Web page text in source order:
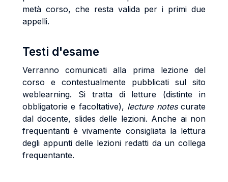
metà corso, che resta valida per i primi due
appelli.
Testi d'esame
Verranno comunicati alla prima lezione del
corso e contestualmente pubblicati sul sito
weblearning. Si tratta di letture (distinte in
obbligatorie e facoltative), lecture notescurate
dal docente, slides delle lezioni. Anche ai non
frequentanti è vivamente consigliata la lettura
degli appunti delle lezioni redatti da un collega
frequentante.